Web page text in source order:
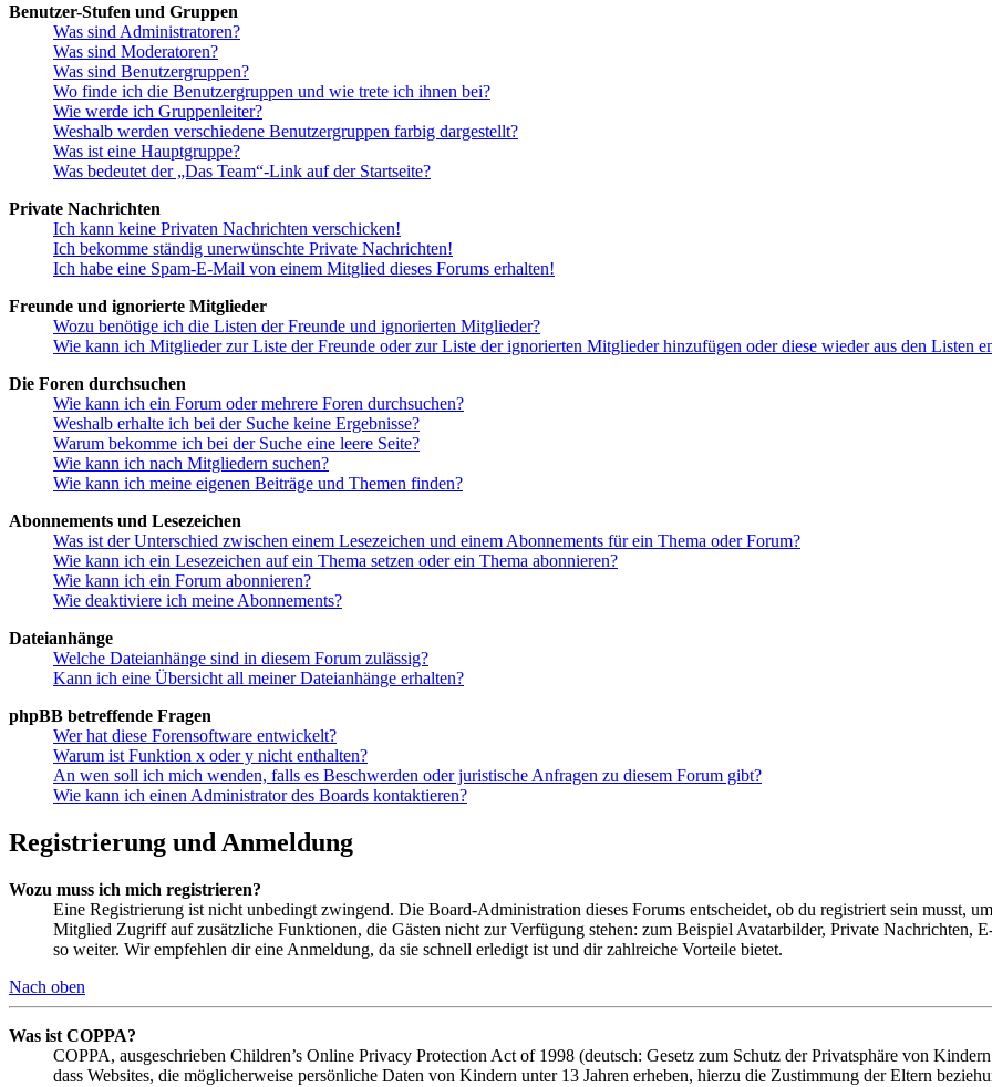
Benutzer-Stufen und Gruppen
Was sind Administratoren?
Was sind Moderatoren?
Was sind Benutzergruppen?
Wo finde ich die Benutzergruppen und wie trete ich ihnen bei?
Wie werde ich Gruppenleiter?
Weshalb werden verschiedene Benutzergruppen farbig dargestellt?
Was ist eine Hauptgruppe?
Was bedeutet der „Das Team“-Link auf der Startseite?
Private Nachrichten
Ich kann keine Privaten Nachrichten verschicken!
Ich bekomme ständig unerwünschte Private Nachrichten!
Ich habe eine Spam-E-Mail von einem Mitglied dieses Forums erhalten!
Freunde und ignorierte Mitglieder
Wozu benötige ich die Listen der Freunde und ignorierten Mitglieder?
Wie kann ich Mitglieder zur Liste der Freunde oder zur Liste der ignorierten Mitglieder hinzufügen oder diese wieder aus den Listen
Die Foren durchsuchen
Wie kann ich ein Forum oder mehrere Foren durchsuchen?
Weshalb erhalte ich bei der Suche keine Ergebnisse?
Warum bekomme ich bei der Suche eine leere Seite?
Wie kann ich nach Mitgliedern suchen?
Wie kann ich meine eigenen Beiträge und Themen finden?
Abonnements und Lesezeichen
Was ist der Unterschied zwischen einem Lesezeichen und einem Abonnements für ein Thema oder Forum?
Wie kann ich ein Lesezeichen auf ein Thema setzen oder ein Thema abonnieren?
Wie kann ich ein Forum abonnieren?
Wie deaktiviere ich meine Abonnements?
Dateianhänge
Welche Dateianhänge sind in diesem Forum zulässig?
Kann ich eine Übersicht all meiner Dateianhänge erhalten?
phpBB betreffende Fragen
Wer hat diese Forensoftware entwickelt?
Warum ist Funktion x oder y nicht enthalten?
An wen soll ich mich wenden, falls es Beschwerden oder juristische Anfragen zu diesem Forum gibt?
Wie kann ich einen Administrator des Boards kontaktieren?
Registrierung und Anmeldung
Wozu muss ich mich registrieren?
Eine Registrierung ist nicht unbedingt zwingend. Die Board-Administration dieses Forums entscheidet, ob du registriert sein musst,
Mitglied Zugriff auf zusätzliche Funktionen, die Gästen nicht zur Verfügung stehen: zum Beispiel Avatarbilder, Private Nachrichten,
so weiter. Wir empfehlen dir eine Anmeldung, da sie schnell erledigt ist und dir zahlreiche Vorteile bietet.
Nach oben
Was ist COPPA?
COPPA, ausgeschrieben Children’s Online Privacy Protection Act of 1998 (deutsch: Gesetz zum Schutz der Privatsphäre von
dass Websites, die möglicherweise persönliche Daten von Kindern unter 13 Jahren erheben, hierzu die Zustimmung der Eltern